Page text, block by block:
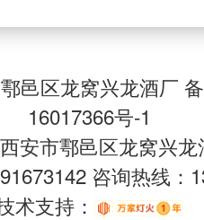
邑区龙窝兴龙酒厂
16017366号-1
安市鄠邑区龙窝兴龙
咨询热线：
术支持：